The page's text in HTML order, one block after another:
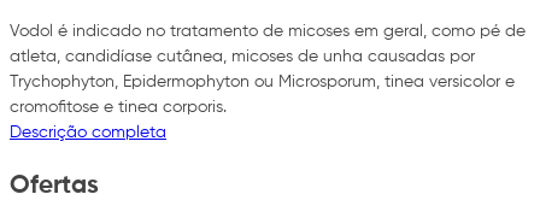
Vodol é indicado no tratamento de micoses em geral, como pé de
atleta, candidíase cutânea, micoses de unha causadas por
Trychophyton, Epidermophyton ou Microsporum, tinea versicolor e
cromofitose e tinea corporis.
Descrição completa
Ofertas